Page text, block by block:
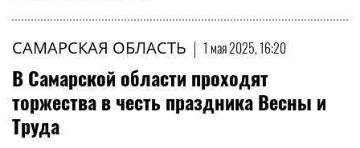
САМАРСКАЯ ОБЛАСТЬ | 1 мая 2025, 16:20
В Самарской области проходят
торжества в честь праздника Весны и
Труда